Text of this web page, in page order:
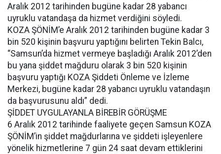
Aralık 2012 tarihinden bugüne kadar 28 yabancı
uyruklu vatandaşa da hizmet verdiğini söyledi.
KOZA ŞÖNİM’e Aralık 2012 tarihinden bugüne kadar 3
bin 520 kişinin başvuru yaptığını belirten Tekin Balcı,
“Samsun’da hizmet vermeye başladığı Aralık 2012’den
bu yana şiddet mağduru olarak 3 bin 520 kişinin
başvuru yaptığı KOZA Şiddeti Önleme ve İzleme
Merkezi, bugüne kadar 28 yabancı uyruklu vatandaşın
da başvurusunu aldı” dedi.
ŞİDDET UYGULAYANLA BİREBİR GÖRÜŞME
6 Aralık 2012 tarihinde faaliyete geçen Samsun KOZA
ŞÖNİM’in şiddet mağdurlarına ve şiddeti işleyenlere
yönelik hizmetlerine 7 gün 24 saat devam ettiklerini